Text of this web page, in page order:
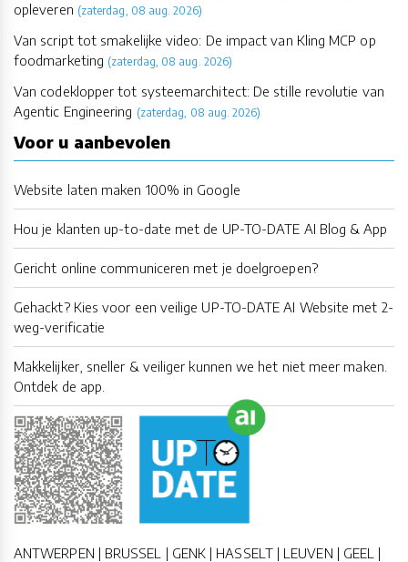
opleveren (zaterdag, 08 aug. 2026)
Van script tot smakelijke video: De impact van Kling MCP op
foodmarketing (zaterdag, 08 aug. 2026)
Van codeklopper tot systeemarchitect: De stille revolutie van
Agentic Engineering (zaterdag, 08 aug. 2026)
Voor u aanbevolen
Website laten maken 100% in Google
Hou je klanten up-to-date met de UP-TO-DATE AI Blog & App
Gericht online communiceren met je doelgroepen?
Gehackt? Kies voor een veilige UP-TO-DATE AI Website met 2-
weg-verificatie
Makkelijker, sneller & veiliger kunnen we het niet meer maken.
Ontdek de app.
ANTWERPEN | BRUSSEL | GENK | HASSELT | LEUVEN | GEEL |